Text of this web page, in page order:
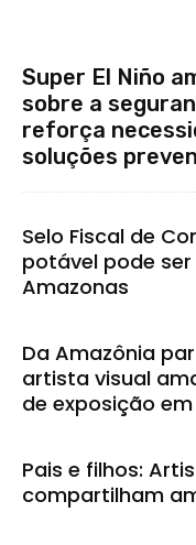
Super El Niño
sobre a
reforça
soluções
Selo Fiscal de
potável pode
Amazonas
Da Amazônia
artista visual
de exposição
Pais e filhos:
compartilham